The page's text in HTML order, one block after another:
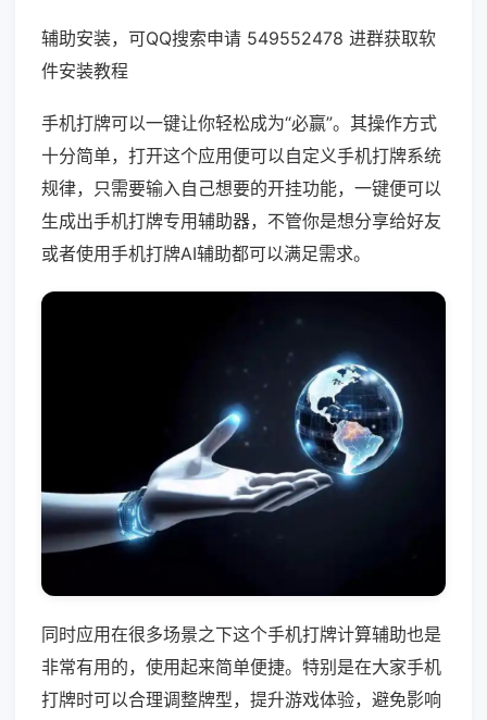
辅助安装，可QQ搜索申请 549552478 进群获取软
件安装教程
手机打牌可以一键让你轻松成为“必赢”。其操作方式
十分简单，打开这个应用便可以自定义手机打牌系统
规律，只需要输入自己想要的开挂功能，一键便可以
生成出手机打牌专用辅助器，不管你是想分享给好友
或者使用手机打牌AI辅助都可以满足需求。
同时应用在很多场景之下这个手机打牌计算辅助也是
非常有用的，使用起来简单便捷。特别是在大家手机
打牌时可以合理调整牌型，提升游戏体验，避免影响